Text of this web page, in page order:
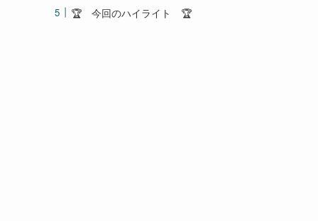
🏆 今回のハイライト 🏆